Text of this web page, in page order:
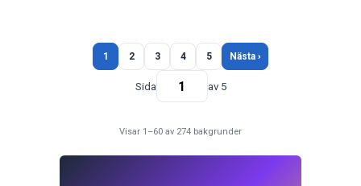
1 2 3 4 5 Nästa ›
Sida av 5
Visar 1–60 av 274 bakgrunder